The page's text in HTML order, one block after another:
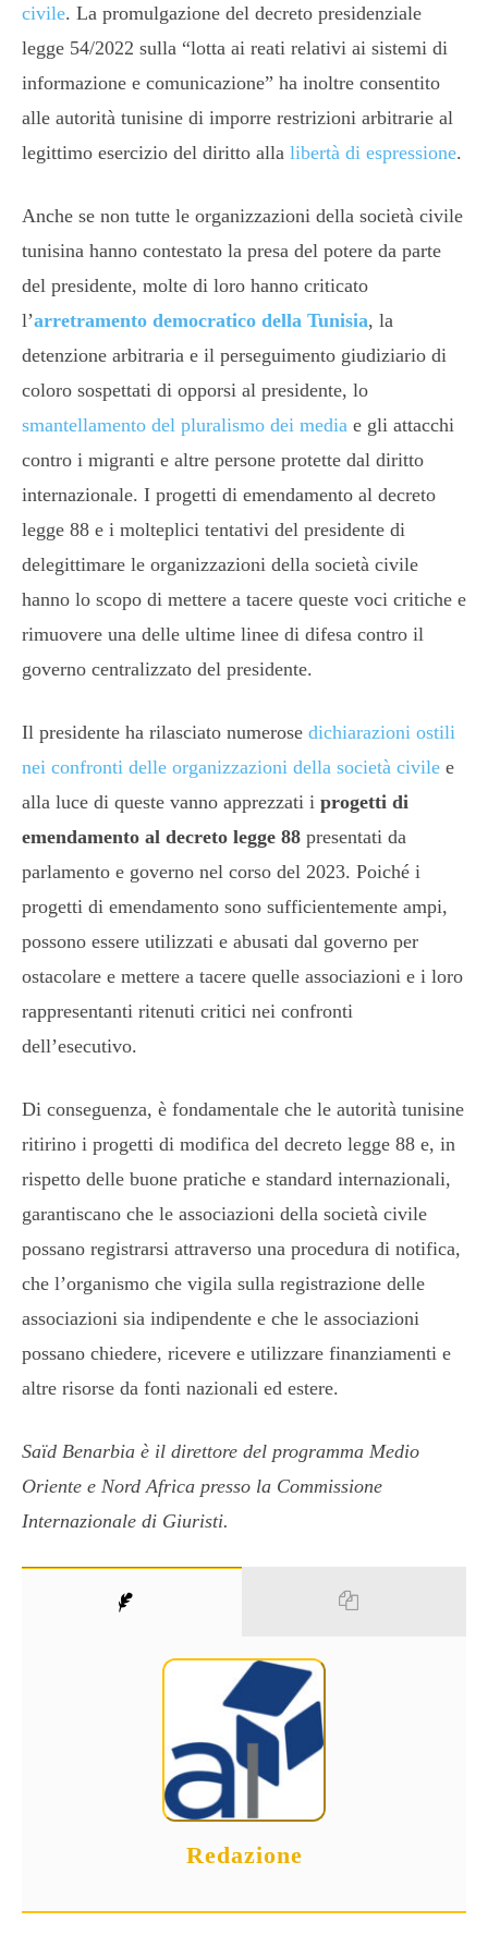
civile. La promulgazione del decreto presidenziale
legge 54/2022 sulla “lotta ai reati relativi ai sistemi di
informazione e comunicazione” ha inoltre consentito
alle autorità tunisine di imporre restrizioni arbitrarie al
legittimo esercizio del diritto alla libertà di espressione.
Anche se non tutte le organizzazioni della società civile
tunisina hanno contestato la presa del potere da parte
del presidente, molte di loro hanno criticato
l’arretramento democratico della Tunisia, la
detenzione arbitraria e il perseguimento giudiziario di
coloro sospettati di opporsi al presidente, lo
smantellamento del pluralismo dei media e gli attacchi
contro i migranti e altre persone protette dal diritto
internazionale. I progetti di emendamento al decreto
legge 88 e i molteplici tentativi del presidente di
delegittimare le organizzazioni della società civile
hanno lo scopo di mettere a tacere queste voci critiche e
rimuovere una delle ultime linee di difesa contro il
governo centralizzato del presidente.
Il presidente ha rilasciato numerose dichiarazioni ostili
nei confronti delle organizzazioni della società civile e
alla luce di queste vanno apprezzati i progetti di
emendamento al decreto legge 88 presentati da
parlamento e governo nel corso del 2023. Poiché i
progetti di emendamento sono sufficientemente ampi,
possono essere utilizzati e abusati dal governo per
ostacolare e mettere a tacere quelle associazioni e i loro
rappresentanti ritenuti critici nei confronti
dell’esecutivo.
Di conseguenza, è fondamentale che le autorità tunisine
ritirino i progetti di modifica del decreto legge 88 e, in
rispetto delle buone pratiche e standard internazionali,
garantiscano che le associazioni della società civile
possano registrarsi attraverso una procedura di notifica,
che l’organismo che vigila sulla registrazione delle
associazioni sia indipendente e che le associazioni
possano chiedere, ricevere e utilizzare finanziamenti e
altre risorse da fonti nazionali ed estere.
Saïd Benarbia è il direttore del programma Medio
Oriente e Nord Africa presso la Commissione
Internazionale di Giuristi.
Redazione